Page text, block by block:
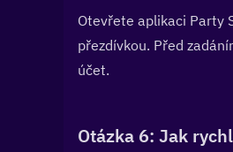
Otevřete aplikaci Party
přezdívkou. Před
účet.
Otázka 6: Jak